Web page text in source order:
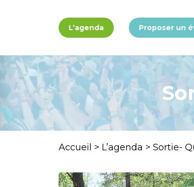
L’agenda Proposer un
Accueil > L’agenda > Sortie-